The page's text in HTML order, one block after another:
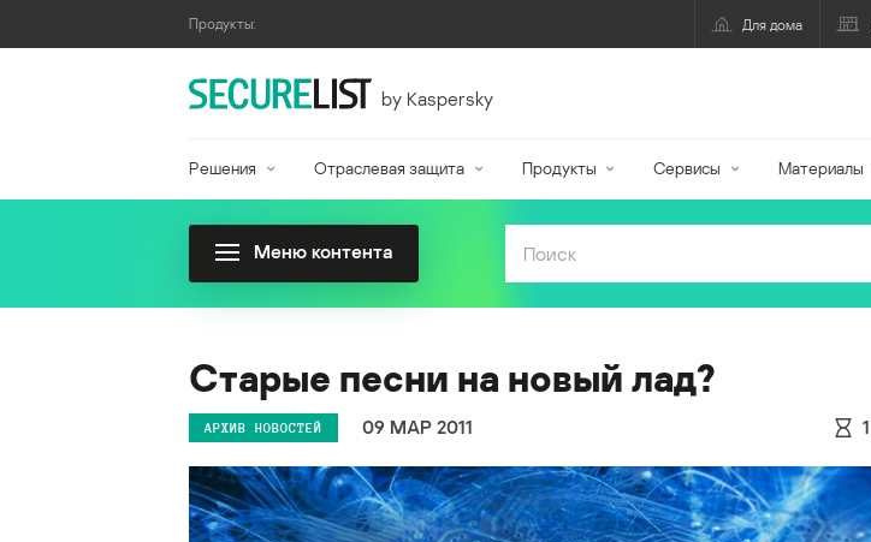
Продукты: Для дома
by Kaspersky
Решения Отраслевая защита Продукты Сервисы Материалы
Меню контента
Старые песни на новый лад?
АРХИВ НОВОСТЕЙ 09 МАР 2011 1